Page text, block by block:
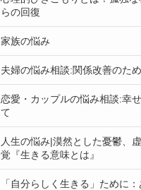
らの回復
家族の悩み
夫婦の悩み相談:関係改善のた
恋愛・カップルの悩み相談:幸
て
人生の悩み|漠然とした憂鬱、
覚『生きる意味とは』
「自分らしく生きる」ために